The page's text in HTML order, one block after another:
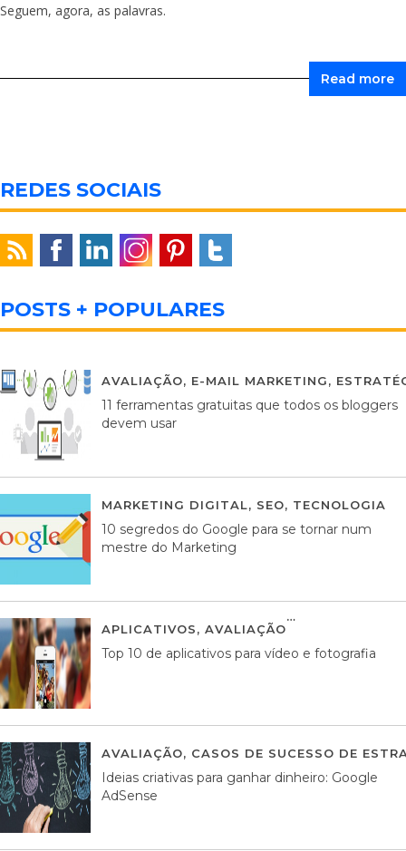
Seguem, agora, as palavras.
Read more
REDES SOCIAIS
POSTS + POPULARES
AVALIAÇÃO, E-MAIL MARKETING,
11 ferramentas gratuitas que todos os bloggers
devem usar
MARKETING DIGITAL, SEO, TECNOLOGIA
10 segredos do Google para se tornar num
mestre do Marketing
APLICATIVOS, AVALIAÇÃO
Top 10 de aplicativos para vídeo e fotografia
AVALIAÇÃO, CASOS DE SUCESSO DE
Ideias criativas para ganhar dinheiro: Google
AdSense